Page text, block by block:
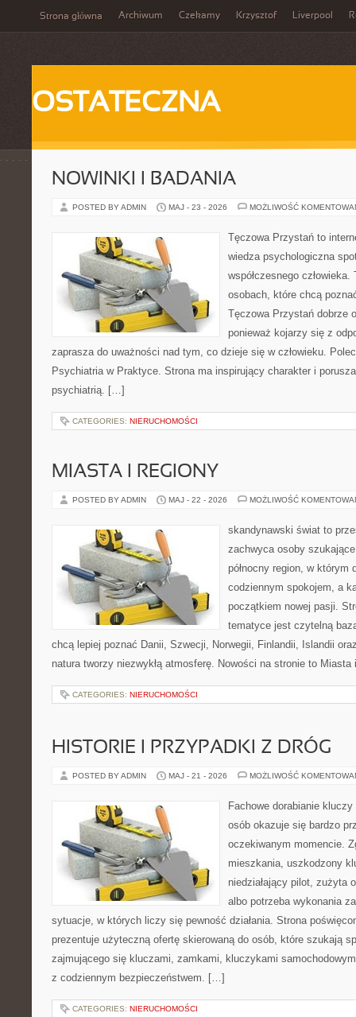
Strona główna Archiwum Czekamy Krzysztof Liverpool
OSTATECZNA
NOWINKI I BADANIA
POSTED BY ADMIN MAJ - 23 - 2026 MOŻLIWOŚĆ
Tęczowa Przystań to
wiedza psychologiczna
współczesnego
osobach, które chcą
Tęczowa Przystań dobrze
ponieważ kojarzy się z
zaprasza do uważności nad tym, co dzieje się w człowieku.
Psychiatria w Praktyce. Strona ma inspirujący charakter i
psychiatrią. […]
CATEGORIES: NIERUCHOMOŚCI
MIASTA I REGIONY
POSTED BY ADMIN MAJ - 22 - 2026 MOŻLIWOŚĆ
skandynawski świat to
zachwyca osoby
północny region, w
codziennym spokojem, a
początkiem nowej pasji.
tematyce jest czytelną
chcą lepiej poznać Danii, Szwecji, Norwegii, Finlandii, Islandii
natura tworzy niezwykłą atmosferę. Nowości na stronie to
CATEGORIES: NIERUCHOMOŚCI
HISTORIE I PRZYPADKI Z DRÓG
POSTED BY ADMIN MAJ - 21 - 2026 MOŻLIWOŚĆ
Fachowe dorabianie
osób okazuje się bardzo
oczekiwanym momencie.
mieszkania, uszkodzony
niedziałający pilot, zużyta
albo potrzeba wykonania
sytuacje, w których liczy się pewność działania. Strona
prezentuje użyteczną ofertę skierowaną do osób, które szukają
zajmującego się kluczami, zamkami, kluczykami
z codziennym bezpieczeństwem. […]
CATEGORIES: NIERUCHOMOŚCI